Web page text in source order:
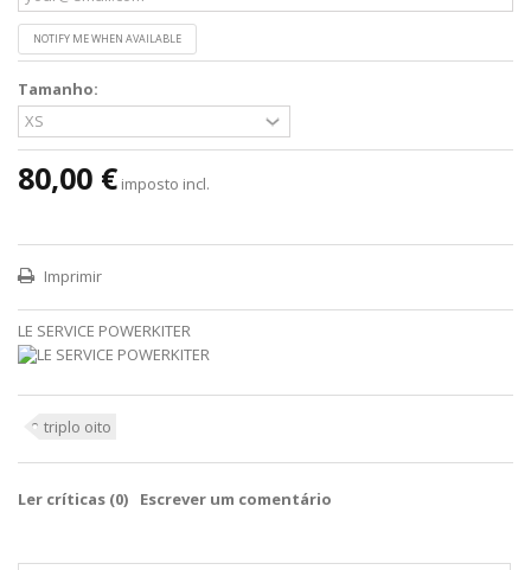
NOTIFY ME WHEN AVAILABLE
Tamanho:
80,00 € imposto incl.
Imprimir
LE SERVICE POWERKITER
triplo oito
Ler críticas (0) Escrever um comentário